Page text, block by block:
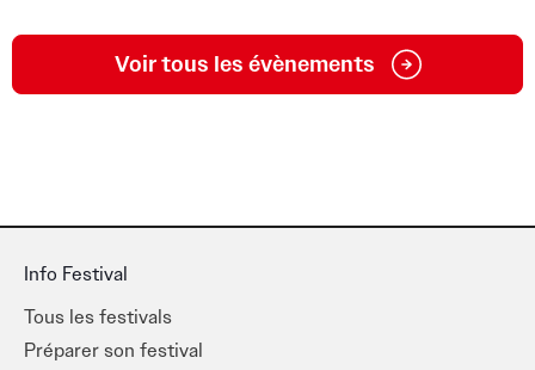
Voir tous les évènements
Info Festival
Tous les festivals
Préparer son festival